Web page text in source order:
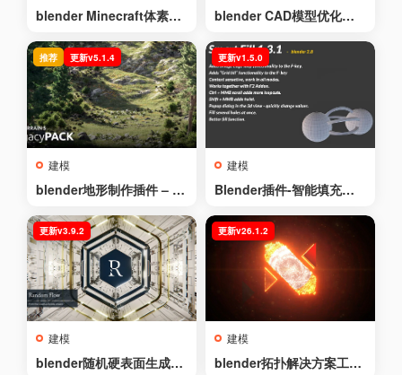
blender Minecraft体素转
2.0.1
blender CAD模型优化插
ender v1.2.0
建模
blender地形制作插件 – Tr
推荐 更新v5.1.4
建模
Blender插件-智能填充工
更新v1.5.0
建模
blender随机硬表面生成插
更新v3.9.2
建模
blender拓扑解决方案工具
更新v26.1.2